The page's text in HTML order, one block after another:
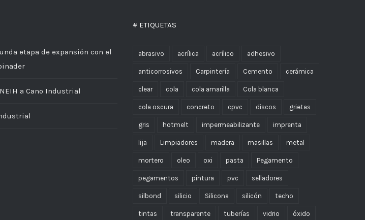
etapa de expansión con el
a Cano Industrial
# ETIQUETAS
abrasivo acrílica acrílico adhesivo
anticorrosivos Carpintería Cemento cerámica
clear cola cola amarilla Cola blanca
cola oscura concreto cpvc discos grietas
gris hotmelt impermeabilizante imprenta
lija Limpiadores madera masillas metal
mortero oleo oxi pasta Pegamento
pegamentos pintura pvc selladores
silbond silicio Silicona silicón techo
tintas transparente tuberías vidrio óxido